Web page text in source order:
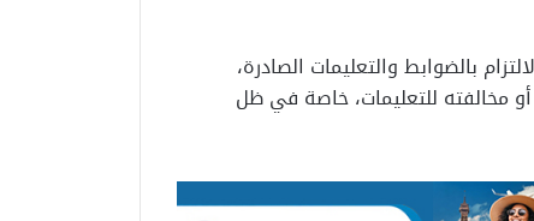
بالضوابط والتعليمات الصادرة،
مخالفته للتعليمات، خاصة في ظل